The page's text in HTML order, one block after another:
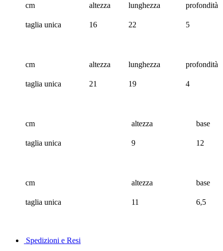
cm altezza lunghezza profondità
taglia unica 16 22 5
cm altezza lunghezza profondità
taglia unica 21 19 4
cm altezza base
taglia unica 9 12
cm altezza base
taglia unica 11 6,5
Spedizioni e Resi